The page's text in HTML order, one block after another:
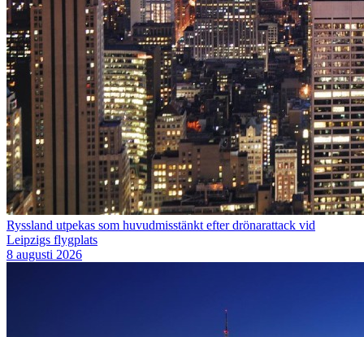
Ryssland utpekas som huvudmisstänkt efter drönarattack vid
Leipzigs flygplats
8 augusti 2026